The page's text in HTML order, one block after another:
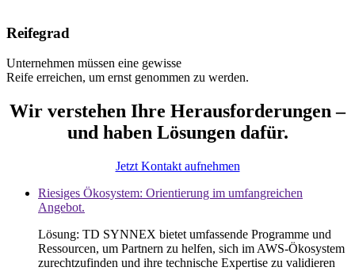
Reifegrad
Unternehmen müssen eine gewisse
Reife erreichen, um ernst genommen zu werden.
Wir verstehen Ihre Herausforderungen–
und haben Lösungen dafür.
Jetzt Kontakt aufnehmen
Riesiges Ökosystem: Orientierung im umfangreichen
Angebot.
Lösung: TD SYNNEX bietet umfassende Programme und
Ressourcen, um Partnern zu helfen, sich im AWS-Ökosystem
zurechtzufinden und ihre technische Expertise zu validieren